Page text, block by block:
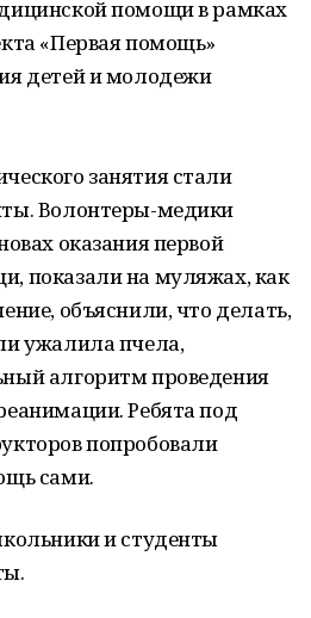
помощи в рамках
«Первая помощь»
детей и молодежи
занятия стали
Волонтеры-медики
оказания первой
показали на муляжах, как
объяснили, что делать,
ужалила пчела,
алгоритм проведения
Ребята под
попробовали
сами.
и студенты